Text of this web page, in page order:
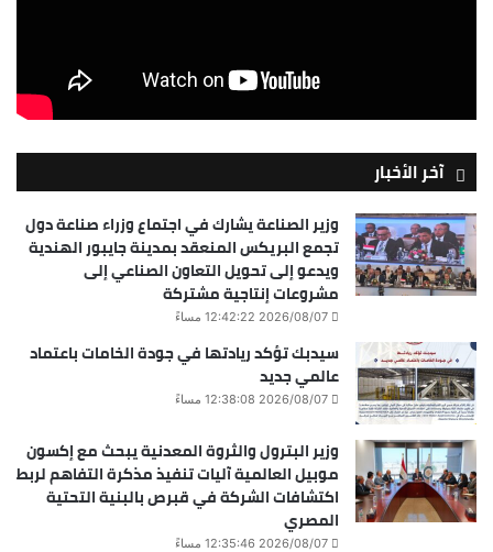
آخر الأخبار
وزير الصناعة يشارك في اجتماع وزراء صناعة دول
تجمع البريكس المنعقد بمدينة جايبور الهندية
ويدعو إلى تحويل التعاون الصناعي إلى
مشروعات إنتاجية مشتركة
2026/08/07 12:42:22 مساءً
سيدبك تؤكد ريادتها في جودة الخامات باعتماد
عالمي جديد
2026/08/07 12:38:08 مساءً
وزير البترول والثروة المعدنية يبحث مع إكسون
موبيل العالمية آليات تنفيذ مذكرة التفاهم لربط
اكتشافات الشركة في قبرص بالبنية التحتية
المصري
2026/08/07 12:35:46 مساءً